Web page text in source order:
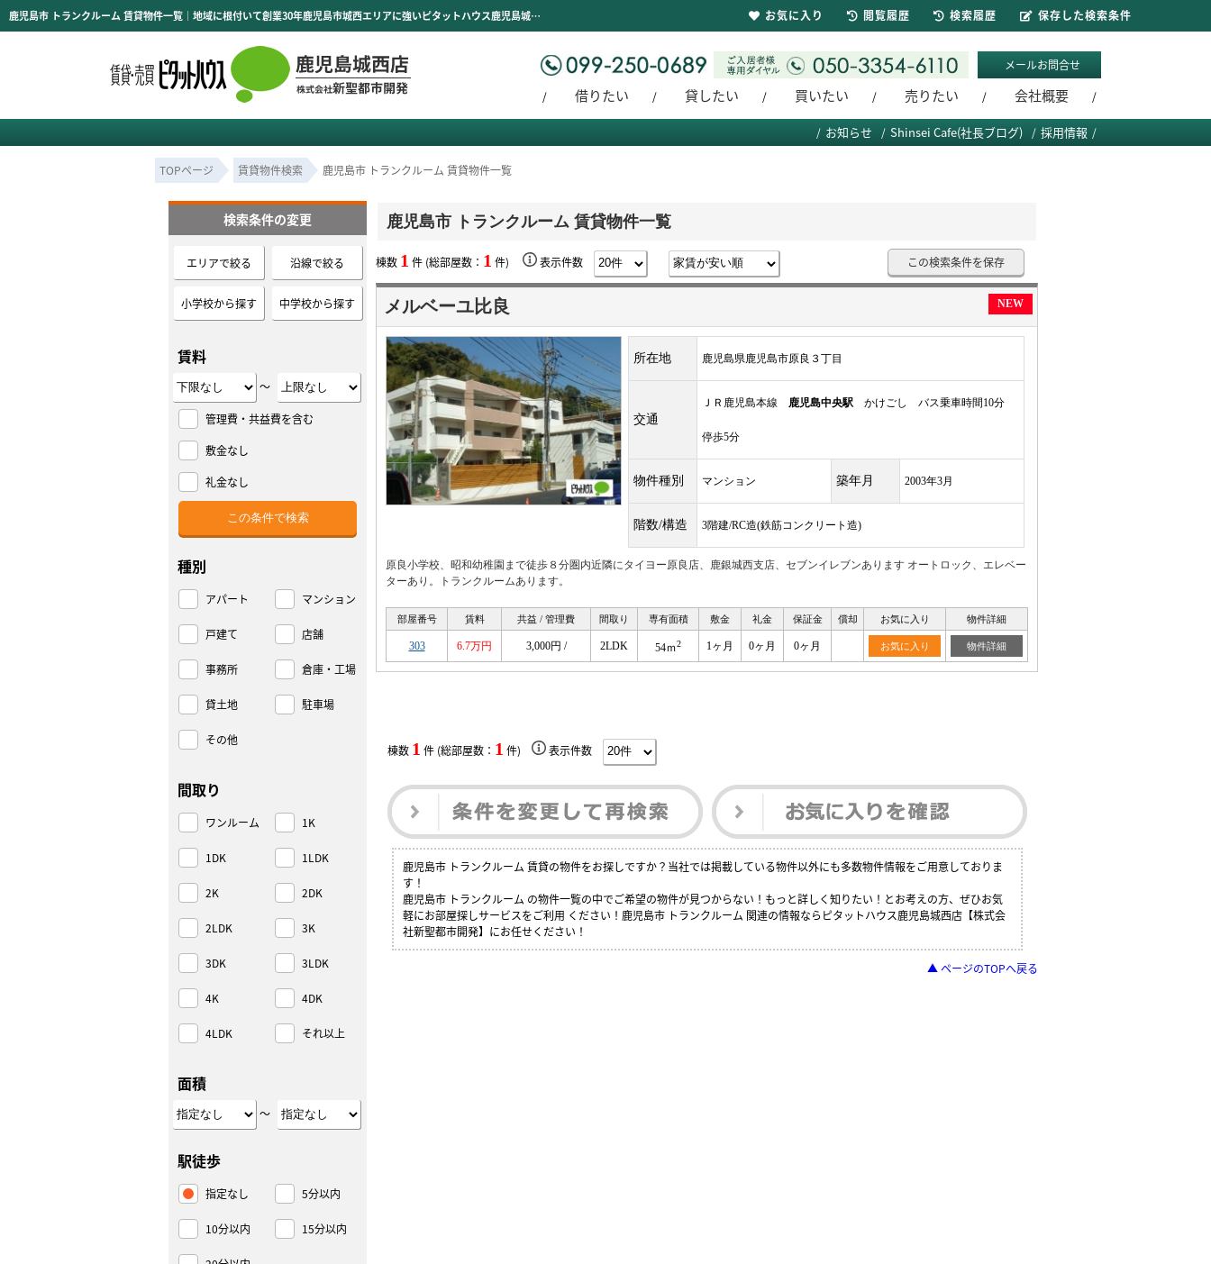
鹿児島市 トランクルーム 賃貸物件一覧｜地域に根付いて創業30年鹿児島市城西エリアに強いピタットハウス鹿児島城西店【新聖都市開発】豊富な物件を取り揃えております。賃貸管理もお任せください。
メールお問合せ
借りたい 貸したい 買いたい 売りたい 会社概要
採用情報
Shinsei Cafe(社長ブログ)
お知らせ
TOPページ 賃貸物件検索 鹿児島市 トランクルーム 賃貸物件一覧
鹿児島市 トランクルーム 賃貸物件一覧
棟数 1 件 (総部屋数： 1 件) 表示件数 この検索条件を保存
メルベーユ比良 NEW
所在地 鹿児島県鹿児島市原良３丁目
交通
ＪＲ鹿児島本線 鹿児島中央駅 かけごし バス乗車時間10分
停歩5分
物件種別 マンション 築年月 2003年3月
階数/構造 3階建/RC造(鉄筋コンクリート造)
原良小学校、昭和幼稚園まで徒歩８分圏内近隣にタイヨー原良店、鹿銀城西支店、セブンイレブンあります オートロック、エレベー
ターあり。トランクルームあります。
部屋番号 賃料 共益 / 管理費 間取り 専有面積 敷金 礼金 保証金 償却 お気に入り 物件詳細
303 6.7万円 3,000円 / 2LDK 54ｍ2 1ヶ月 0ヶ月 0ヶ月 お気に入り 物件詳細
棟数 1 件 (総部屋数： 1 件) 表示件数
鹿児島市 トランクルーム 賃貸の物件をお探しですか？当社では掲載している物件以外にも多数物件情報をご用意しておりま
す！
鹿児島市 トランクルーム の物件一覧の中でご希望の物件が見つからない！もっと詳しく知りたい！とお考えの方、ぜひお気
軽にお部屋探しサービスをご利用 ください！鹿児島市 トランクルーム 関連の情報ならピタットハウス鹿児島城西店【株式会
社新聖都市開発】にお任せください！
▲ ページのTOPへ戻る
検索条件の変更
エリアで絞る 沿線で絞る
小学校から探す 中学校から探す
賃料
～
管理費・共益費を含む
敷金なし
礼金なし
種別
アパート マンション
戸建て 店舗
事務所 倉庫・工場
貸土地 駐車場
その他
間取り
ワンルーム 1K
1DK 1LDK
2K 2DK
2LDK 3K
3DK 3LDK
4K 4DK
4LDK それ以上
面積
～
駅徒歩
指定なし 5分以内
10分以内 15分以内
お気に入り 閲覧履歴 検索履歴 保存した検索条件